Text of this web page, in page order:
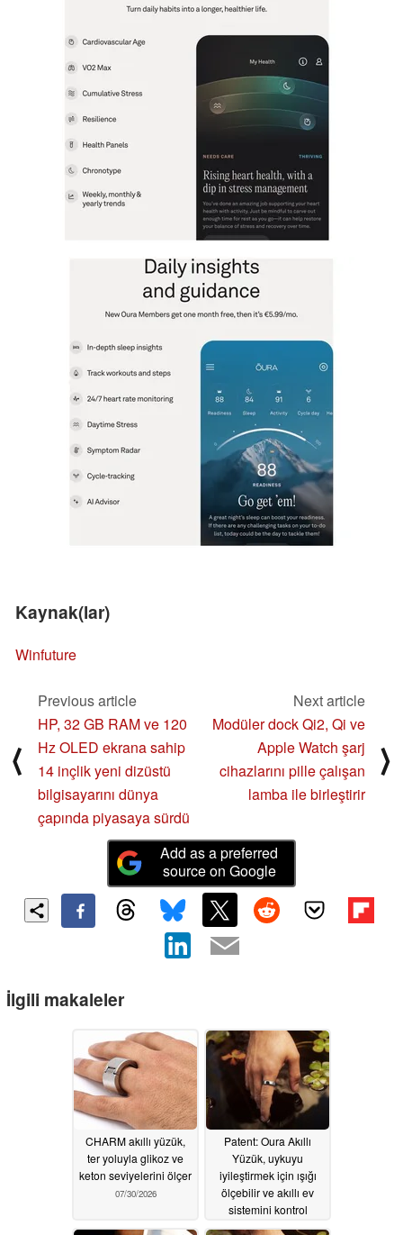
Kaynak(lar)
Winfuture
⟨
Previous article
HP, 32 GB RAM ve 120
Hz OLED ekrana sahip
14 inçlik yeni dizüstü
bilgisayarını dünya
çapında piyasaya sürdü
Next article
Modüler dock Qi2, Qi ve
Apple Watch şarj
cihazlarını pille çalışan
lamba ile birleştirir
⟩
Add as a preferred
source on Google
İlgili makaleler
CHARM akıllı yüzük,
ter yoluyla glikoz ve
keton seviyelerini ölçer
07/30/2026
Patent: Oura Akıllı
Yüzük, uykuyu
iyileştirmek için ışığı
ölçebilir ve akıllı ev
sistemini kontrol
edebilir07/17/2026